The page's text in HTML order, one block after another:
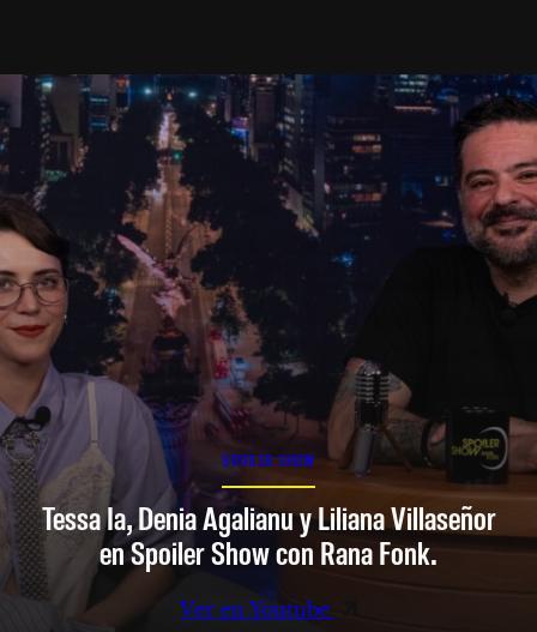
SPOILER SHOW
Tessa Ia, Denia Agalianu y Liliana Villaseñor
en Spoiler Show con Rana Fonk.
Ver en Youtube